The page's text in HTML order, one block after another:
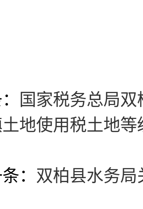
国家税务总局
地使用税土地
： 双柏县水务